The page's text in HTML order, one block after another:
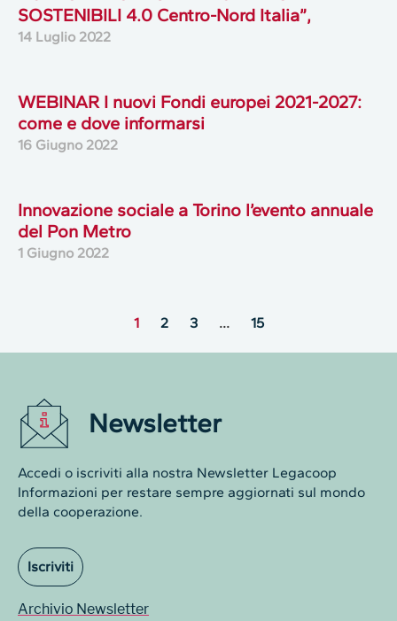
SOSTENIBILI 4.0 Centro-Nord Italia”,
14 Luglio 2022
WEBINAR I nuovi Fondi europei 2021-2027:
come e dove informarsi
16 Giugno 2022
Innovazione sociale a Torino l’evento annuale
del Pon Metro
1 Giugno 2022
1 2 3 … 15
Newsletter
Accedi o iscriviti alla nostra Newsletter Legacoop
Informazioni per restare sempre aggiornati sul mondo
della cooperazione.
Iscriviti
Archivio Newsletter